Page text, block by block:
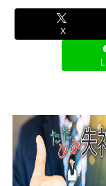
写真が飾...
「ずいぶん優雅」
なぜアメリカ人は
あーしJKだけど
ももち、かつて中
腕時計、激臭！！！
「人妻」←これの
美輪明宏さんの戒
X